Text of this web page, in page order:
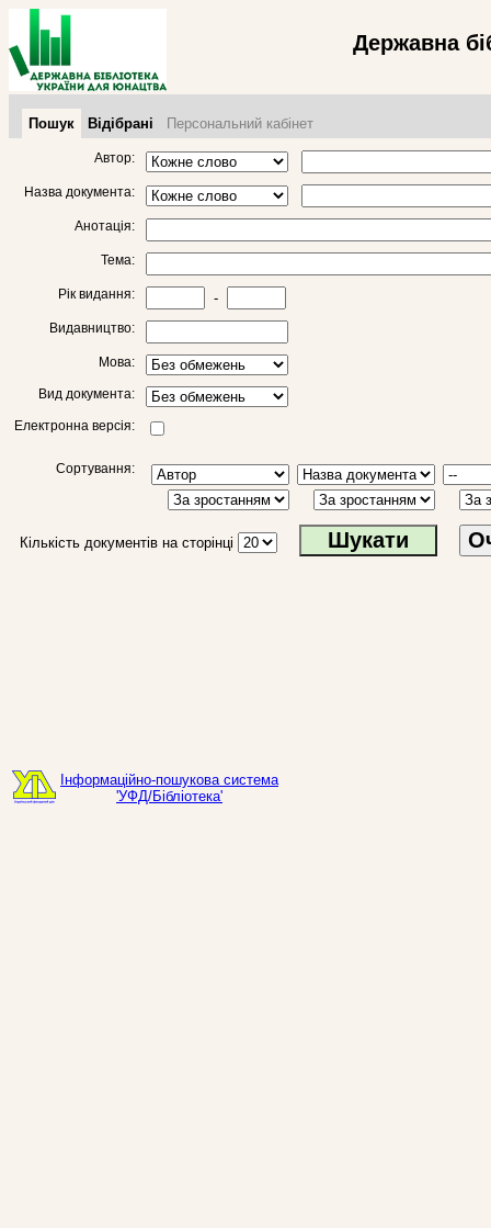
Державна
Пошук Відібрані Персональний кабінет
Автор:
Назва документа:
Анотація:
Тема:
Рік видання: -
Видавництво:
Мова:
Вид документа:
Електронна версія:
Сортування:
Кількість документів на сторінці
Інформаційно-пошукова система
'УФД/Бібліотека'